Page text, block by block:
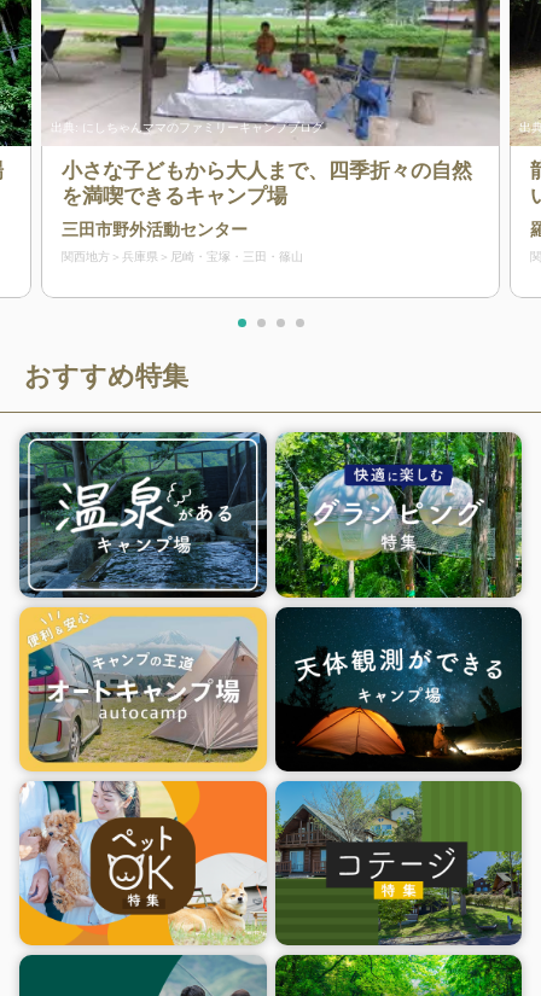
出典: にしちゃんママのファミリーキャンプブログ
小さな子どもから大人まで、四季折々の自然
を満喫できるキャンプ場
三田市野外活動センター
関西地方 兵庫県 尼崎・宝塚・三田・篠山
出
おすすめ特集